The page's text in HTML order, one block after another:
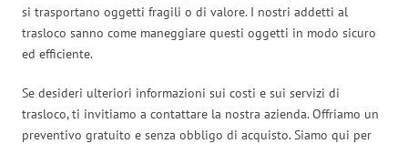
si trasportano oggetti fragili o di valore. I nostri addetti al
trasloco sanno come maneggiare questi oggetti in modo sicuro
ed efficiente.
Se desideri ulteriori informazioni sui costi e sui servizi di
trasloco, ti invitiamo a contattare la nostra azienda. Offriamo un
preventivo gratuito e senza obbligo di acquisto. Siamo qui per